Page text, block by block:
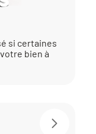
si certaines
bien à